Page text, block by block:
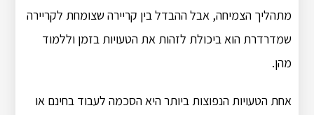
מתהליך הצמיחה, אבל ההבדל בין קריירה שצומחת לקריירה
שמדרדרת הוא ביכולת לזהות את הטעויות בזמן וללמוד
מהן.
אחת הטעויות הנפוצות ביותר היא הסכמה לעבוד בחינם או